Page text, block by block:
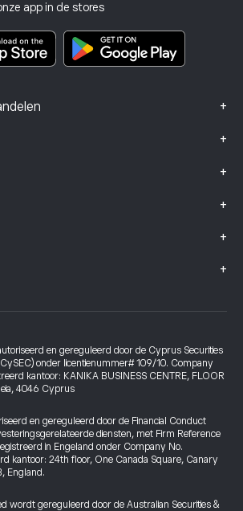
app in de stores
+
+
+
+
+
belangrijke informatie
(FCA-klanten)
+
en gereguleerd door de Cyprus Securities
onder licentienummer# 109/10. Company
kantoor: KANIKA BUSINESS CENTRE, FLOOR
4046 Cyprus
en gereguleerd door de Financial Conduct
diensten, met Firm Reference
in Engeland onder Company No.
kantoor: 24th floor, One Canada Square, Canary
England.
wordt gereguleerd door de Australian Securities &